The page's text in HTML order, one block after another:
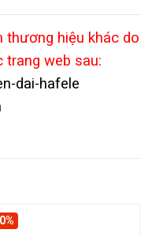
thương hiệu khác do
trang web sau:
dai-hafele